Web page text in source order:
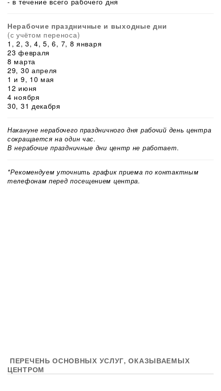
Нерабочие праздничные и выходные дни
(с учётом переноса)
1, 2, 3, 4, 5, 6, 7, 8 января
23 февраля
8 марта
29, 30 апреля
1 и 9, 10 мая
12 июня
4 ноября
30, 31 декабря
Накануне нерабочего праздничного дня рабочий день центра
сокращается на один час.
В нерабочие праздничные дни центр не работает.
*Рекомендуем уточнить график приема по контактным
телефонам перед посещением центра.
ПЕРЕЧЕНЬ ОСНОВНЫХ УСЛУГ, ОКАЗЫВАЕМЫХ
ЦЕНТРОМ